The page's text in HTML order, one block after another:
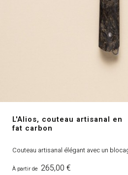
L'Alios, couteau artisanal en
fat carbon
Couteau artisanal élégant avec un
À partir de Prix
265,00 €